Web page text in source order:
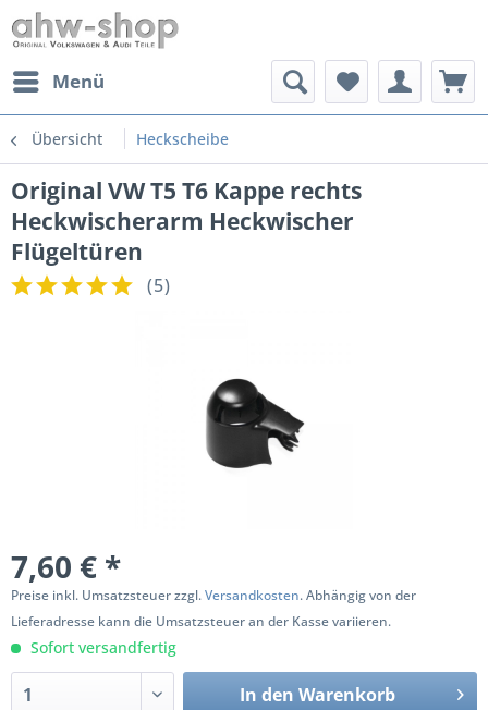
Menü
Übersicht Heckscheibe
Original VW T5 T6 Kappe rechts
Heckwischerarm Heckwischer
Flügeltüren
(5)
7,60 € *
Preise inkl. Umsatzsteuer zzgl.Versandkosten. Abhängig von der
Lieferadresse kann die Umsatzsteuer an der Kasse variieren.
Sofort versandfertig
In den Warenkorb